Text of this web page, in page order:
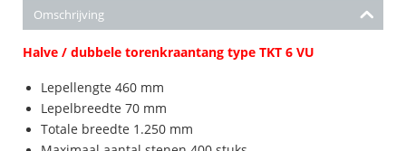
Omschrijving
Halve / dubbele torenkraantang type TKT 6 VU
Lepellengte 460 mm
Lepelbreedte 70 mm
Totale breedte 1.250 mm